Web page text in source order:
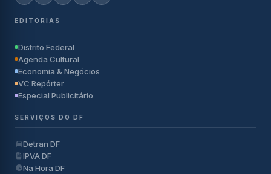
EDITORIAS
Distrito Federal
Agenda Cultural
Economia & Negócios
VC Repórter
Especial Publicitário
SERVIÇOS DO DF
Detran DF
IPVA DF
Na Hora DF